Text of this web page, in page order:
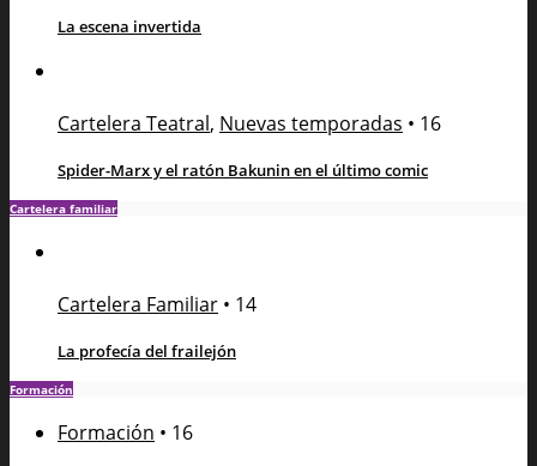
La escena invertida
Cartelera Teatral, Nuevas temporadas • 16
Spider-Marx y el ratón Bakunin en el último comic
Cartelera familiar
Cartelera Familiar • 14
La profecía del frailejón
Formación
Formación • 16